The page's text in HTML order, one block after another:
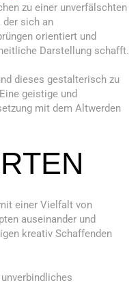
zu einer unverfälschten
der sich an
orientiert und
Darstellung schafft.
dieses gestalterisch zu
geistige und
mit dem Altwerden
einer Vielfalt von
auseinander und
kreativ Schaffenden